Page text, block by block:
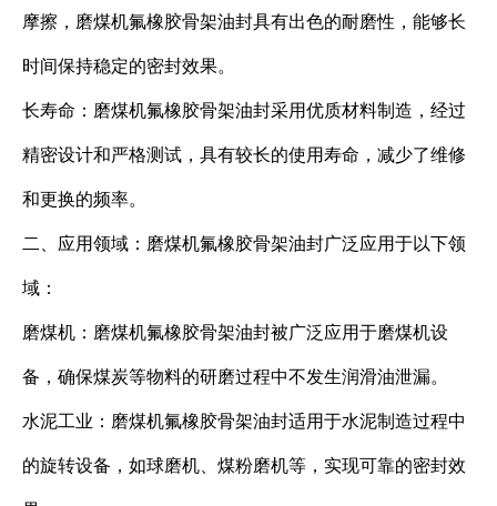
摩擦，磨煤机氟橡胶骨架油封具有出色的耐磨性，能够长
时间保持稳定的密封效果。
长寿命：磨煤机氟橡胶骨架油封采用优质材料制造，经过
精密设计和严格测试，具有较长的使用寿命，减少了维修
和更换的频率。
二、应用领域：磨煤机氟橡胶骨架油封广泛应用于以下领
域：
磨煤机：磨煤机氟橡胶骨架油封被广泛应用于磨煤机设
备，确保煤炭等物料的研磨过程中不发生润滑油泄漏。
水泥工业：磨煤机氟橡胶骨架油封适用于水泥制造过程中
的旋转设备，如球磨机、煤粉磨机等，实现可靠的密封效